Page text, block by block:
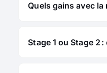
Quels gains avec la
Stage 1 ou Stage 2